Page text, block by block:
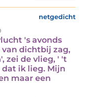
netgedicht
's avonds
dichtbij zag,
zei de vlieg, ' 't
ik lieg. Mijn
maar een